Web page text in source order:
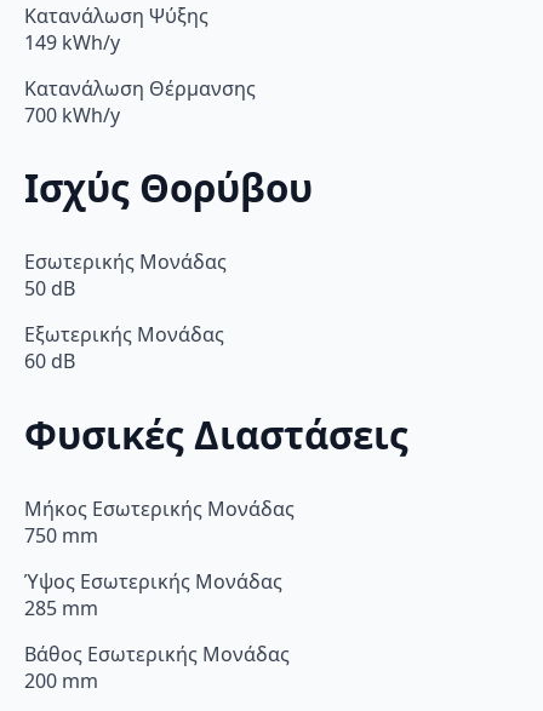
Κατανάλωση Ψύξης
149 kWh/y
Κατανάλωση Θέρμανσης
700 kWh/y
Ισχύς Θορύβου
Εσωτερικής Μονάδας
50 dB
Εξωτερικής Μονάδας
60 dB
Φυσικές Διαστάσεις
Μήκος Εσωτερικής Μονάδας
750 mm
Ύψος Εσωτερικής Μονάδας
285 mm
Βάθος Εσωτερικής Μονάδας
200 mm